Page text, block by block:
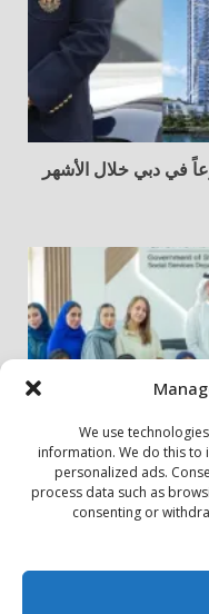
We use
information. We do this
personalized ads.
process data such as
consenting or
تعلن تسليم 11 مشروعاً في دبي خلال الأشهر
دار رعاية المسنين